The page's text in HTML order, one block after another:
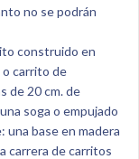
no se podrán
construido en
carrito de
de 20 cm. de
soga o empujado
una base en madera
carrera de carritos